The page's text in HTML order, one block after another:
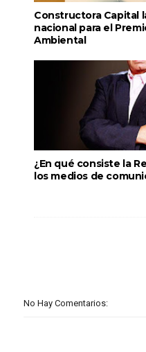
Constructora Capital
nacional para el
Ambiental
¿En qué consiste la
los medios de
No Hay Comentarios: